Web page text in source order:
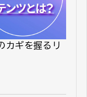
カギを握るリ